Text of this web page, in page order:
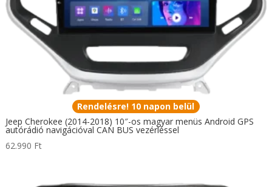
Rendelésre! 10 napon belül
Jeep Cherokee (2014-2018) 10″-os magyar menüs Android GPS
autórádió navigációval CAN BUS vezérléssel
62.990 Ft